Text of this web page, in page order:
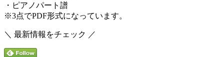
・ピアノパート譜
※3点でPDF形式になっています。
＼ 最新情報をチェック ／